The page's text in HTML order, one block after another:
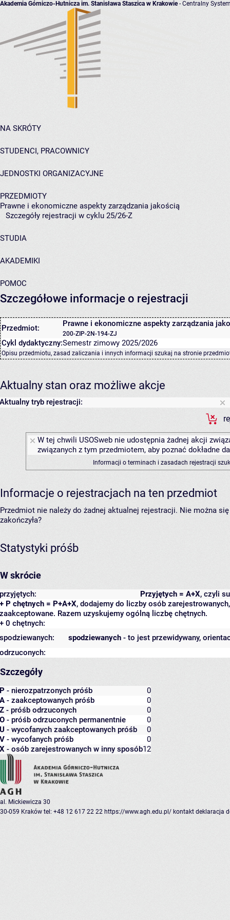
Akademia Górniczo-Hutnicza im. Stanisława Staszica w Krakowie- Centralny
NA SKRÓTY
STUDENCI, PRACOWNICY
JEDNOSTKI ORGANIZACYJNE
PRZEDMIOTY
Prawne i ekonomiczne aspekty zarządzania jakością
Szczegóły rejestracji w cyklu 25/26-Z
STUDIA
AKADEMIKI
POMOC
Szczegółowe informacje o rejestracji
Przedmiot: Prawne i ekonomiczne aspekty zarządzania
200-ZIP-2N-194-ZJ
Cykl dydaktyczny:Semestr zimowy 2025/2026
Opisu przedmiotu, zasad zaliczania i innych informacji szukaj na stronie
Aktualny stan oraz możliwe akcje
Aktualny tryb rejestracji:
W tej chwili USOSweb nie udostępnia żadnej akcji
związanych z tym przedmiotem, aby poznać dokładne
Informacji o terminach i zasadach rejestracji
Informacje o rejestracjach na ten przedmiot
Przedmiot nie należy do żadnej aktualnej rejestracji. Nie można
zakończyła?
Statystyki próśb
W skrócie
Przyjętych = A+X, czyli
przyjętych:
+ P chętnych = P+A+X, dodajemy do liczby osób
zaakceptowane. Razem uzyskujemy ogólną liczbę chętnych.
+ 0 chętnych:
spodziewanych - to jest przewidywany,
spodziewanych:
odrzuconych:
Szczegóły
P - nierozpatrzonych próśb
0
A - zaakceptowanych próśb
0
Z - próśb odrzuconych
0
O - próśb odrzuconych permanentnie
0
U - wycofanych zaakceptowanych próśb
0
V - wycofanych próśb
0
X - osób zarejestrowanych w inny sposób12
al. Mickiewicza 30
30-059 Kraków tel: +48 12 617 22 22 https://www.agh.edu.pl/ kontakt deklaracja